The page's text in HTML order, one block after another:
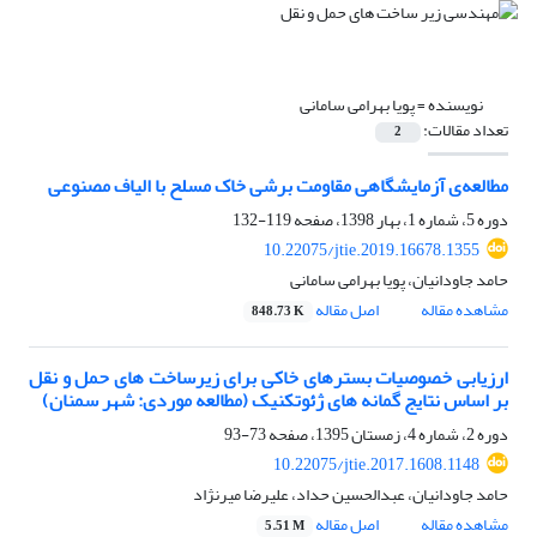
نویسنده =پویا بهرامی سامانی
تعداد مقالات: 2
مطالعه‌ی آزمایشگاهی مقاومت برشی خاک مسلح با الیاف مصنوعی
دوره 5، شماره 1، بهار 1398، صفحه
119-132
10.22075/jtie.2019.16678.1355
حامد جاودانیان، پویا بهرامی سامانی
مشاهده مقاله
اصل مقاله 848.73 K
ارزیابی خصوصیات بسترهای خاکی برای زیرساخت های حمل و نقل
بر اساس نتایج گمانه های ژئوتکنیک (مطالعه موردی: شهر سمنان)
دوره 2، شماره 4، زمستان 1395، صفحه
73-93
10.22075/jtie.2017.1608.1148
حامد جاودانیان، عبدالحسین حداد، علیرضا میرنژاد
مشاهده مقاله
اصل مقاله 5.51 M